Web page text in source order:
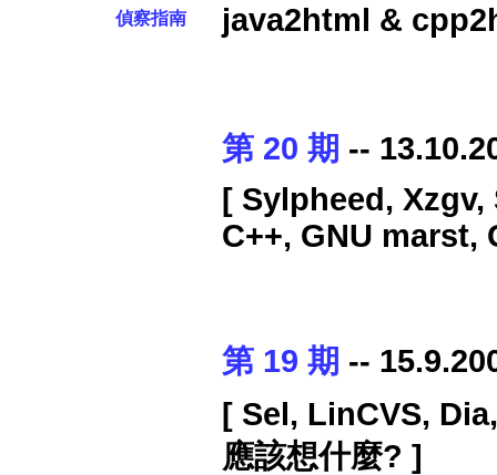
偵察指南
java2html &
第 20 期 --
[ Sylpheed,
C++, GNU
第 19 期 --
[ Sel, LinCVS,
應該想什麼? ]